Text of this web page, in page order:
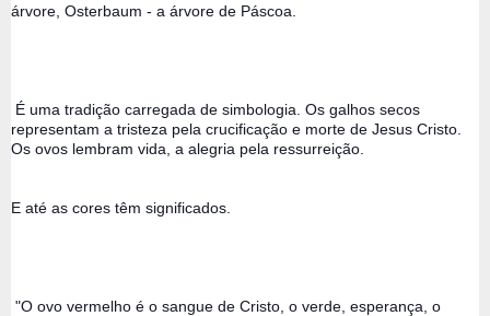
árvore, Osterbaum - a árvore de Páscoa.
representam a tristeza pela crucificação e morte de Jesus Cristo.
Os ovos lembram vida, a alegria pela ressurreição.
E até as cores têm significados.